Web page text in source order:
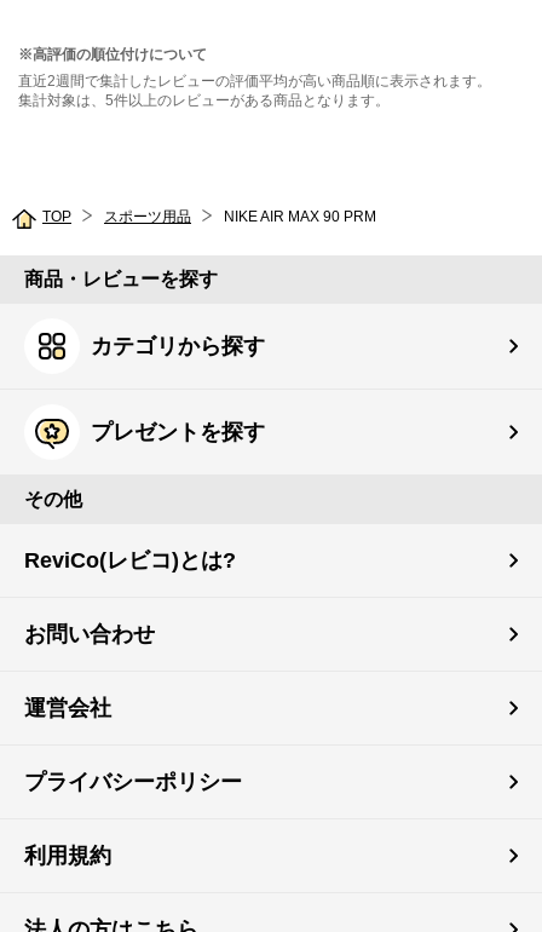
※高評価の順位付けについて
直近2週間で集計したレビューの評価平均が高い商品順に表示されます。
集計対象は、5件以上のレビューがある商品となります。
TOP スポーツ用品 NIKE AIR MAX 90 PRM
商品・レビューを探す
カテゴリから探す
プレゼントを探す
その他
ReviCo(レビコ)とは?
お問い合わせ
運営会社
プライバシーポリシー
利用規約